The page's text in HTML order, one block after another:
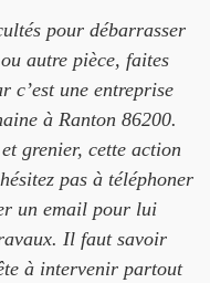
pour débarrasser
autre pièce, faites
c’est une entreprise
à Ranton 86200.
grenier, cette action
pas à téléphoner
un email pour lui
Il faut savoir
à intervenir partout